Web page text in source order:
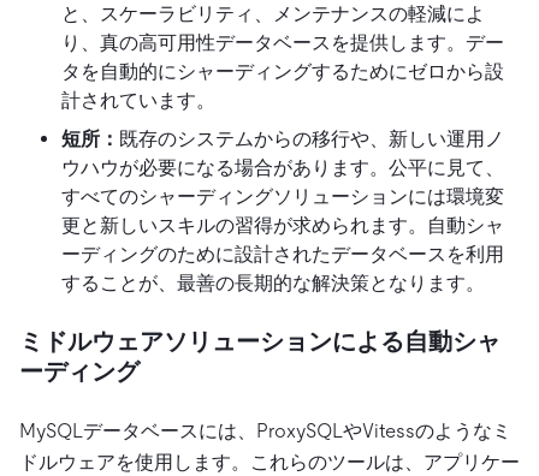
と、スケーラビリティ、メンテナンスの軽減によ
り、真の高可用性データベースを提供します。デー
タを自動的にシャーディングするためにゼロから設
計されています。
短所： 既存のシステムからの移行や、新しい運用ノ
ウハウが必要になる場合があります。公平に見て、
すべてのシャーディングソリューションには環境変
更と新しいスキルの習得が求められます。自動シャ
ーディングのために設計されたデータベースを利用
することが、最善の長期的な解決策となります。
ミドルウェアソリューションによる自動シャ
ーディング
MySQLデータベースには、ProxySQLやVitessのようなミ
ドルウェアを使用します。これらのツールは、アプリケー